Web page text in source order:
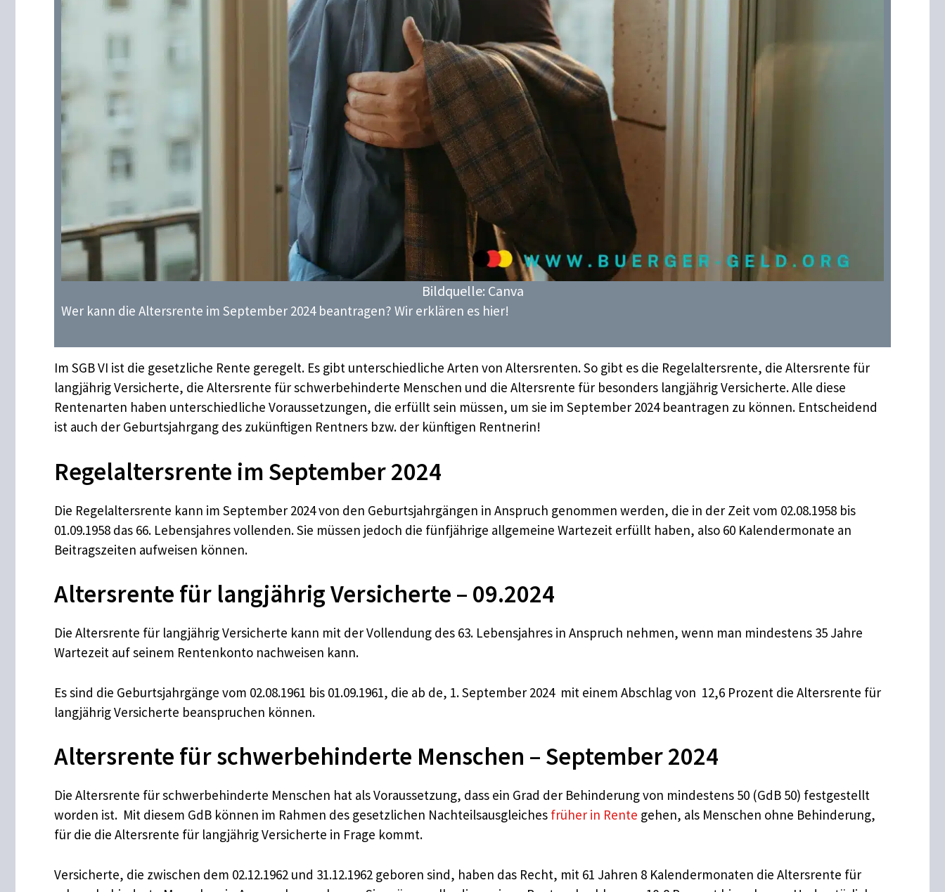
Bildquelle: Canva
Wer kann die Altersrente im September 2024 beantragen? Wir erklären es hier!
Im SGB VI ist die gesetzliche Rente geregelt. Es gibt unterschiedliche Arten von Altersrenten. So gibt es die Regelaltersrente, die Altersrente für
langjährig Versicherte, die Altersrente für schwerbehinderte Menschen und die Altersrente für besonders langjährig Versicherte. Alle diese
Rentenarten haben unterschiedliche Voraussetzungen, die erfüllt sein müssen, um sie im September 2024 beantragen zu können. Entscheidend
ist auch der Geburtsjahrgang des zukünftigen Rentners bzw. der künftigen Rentnerin!
Regelaltersrente im September 2024
Die Regelaltersrente kann im September 2024 von den Geburtsjahrgängen in Anspruch genommen werden, die in der Zeit vom 02.08.1958 bis
01.09.1958 das 66. Lebensjahres vollenden. Sie müssen jedoch die fünfjährige allgemeine Wartezeit erfüllt haben, also 60 Kalendermonate an
Beitragszeiten aufweisen können.
Altersrente für langjährig Versicherte – 09.2024
Die Altersrente für langjährig Versicherte kann mit der Vollendung des 63. Lebensjahres in Anspruch nehmen, wenn man mindestens 35 Jahre
Wartezeit auf seinem Rentenkonto nachweisen kann.
Es sind die Geburtsjahrgänge vom 02.08.1961 bis 01.09.1961, die ab de, 1. September 2024 mit einem Abschlag von 12,6 Prozent die Altersrente für
langjährig Versicherte beanspruchen können.
Altersrente für schwerbehinderte Menschen – September 2024
Die Altersrente für schwerbehinderte Menschen hat als Voraussetzung, dass ein Grad der Behinderung von mindestens 50 (GdB 50) festgestellt
worden ist. Mit diesem GdB können im Rahmen des gesetzlichen Nachteilsausgleiches früher in Rente gehen, als Menschen ohne Behinderung,
für die die Altersrente für langjährig Versicherte in Frage kommt.
Versicherte, die zwischen dem 02.12.1962 und 31.12.1962 geboren sind, haben das Recht, mit 61 Jahren 8 Kalendermonaten die Altersrente für